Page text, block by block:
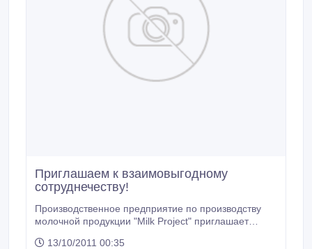
Приглашаем к взаимовыгодному
сотруднечеству!
Производственное предприятие по производству
молочной продукции "Milk Project" приглашает
работы с молочной продукцией к взаимовыгодному
13/10/2011 00:35